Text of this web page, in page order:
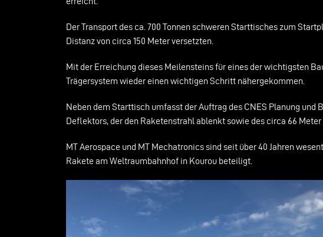
Der Transport des ca. 700 Tonnen schweren Starttisches zum
Distanz von circa 150 Meter versetzten.
Mit der Erreichung dieses Meilensteins für eines der wichtigsten
Trägersystem wieder einen wichtigen Schritt nähergekommen.
Neben dem Starttisch umfasst der Auftrag des CNES Planung
Deflektors, der den Raketenstrahl ablenkt sowie des circa 66 Meter
MT Aerospace und MT Mechatronics sind seit über 40 Jahren
Rakete am Weltraumbahnhof in Kourou beteiligt.